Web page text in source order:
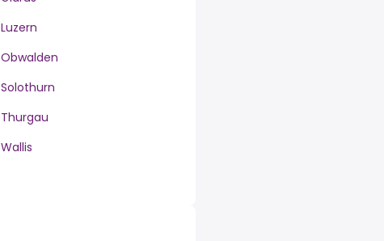
Luzern
Obwalden
Solothurn
Thurgau
Wallis